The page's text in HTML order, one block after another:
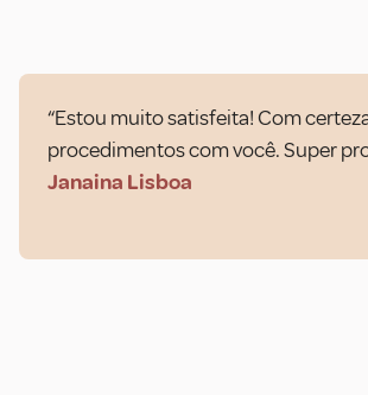
“Estou muito satisfeita! Com
procedimentos com você. Super
Janaina Lisboa